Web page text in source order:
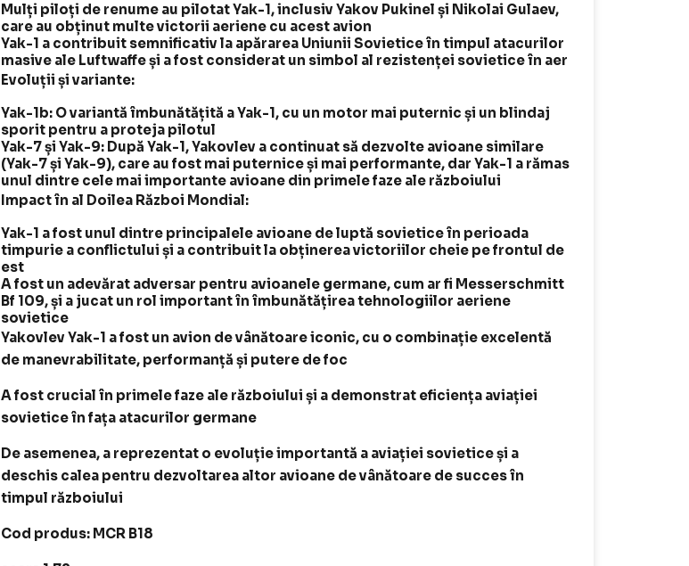
Mulți piloți de renume au pilotat Yak-1, inclusiv Yakov Pukinel și Nikolai Gulaev,
care au obținut multe victorii aeriene cu acest avion
Yak-1 a contribuit semnificativ la apărarea Uniunii Sovietice în timpul atacurilor
masive ale Luftwaffe și a fost considerat un simbol al rezistenței sovietice în aer
Evoluții și variante:
Yak-1b: O variantă îmbunătățită a Yak-1, cu un motor mai puternic și un blindaj
sporit pentru a proteja pilotul
Yak-7 și Yak-9: După Yak-1, Yakovlev a continuat să dezvolte avioane similare
(Yak-7 și Yak-9), care au fost mai puternice și mai performante, dar Yak-1 a rămas
unul dintre cele mai importante avioane din primele faze ale războiului
Impact în al Doilea Război Mondial:
Yak-1 a fost unul dintre principalele avioane de luptă sovietice în perioada
timpurie a conflictului și a contribuit la obținerea victoriilor cheie pe frontul de
est
A fost un adevărat adversar pentru avioanele germane, cum ar fi Messerschmitt
Bf 109, și a jucat un rol important în îmbunătățirea tehnologiilor aeriene
sovietice
Yakovlev Yak-1 a fost un avion de vânătoare iconic, cu o combinație excelentă
de manevrabilitate, performanță și putere de foc
A fost crucial în primele faze ale războiului și a demonstrat eficiența aviației
sovietice în fața atacurilor germane
De asemenea, a reprezentat o evoluție importantă a aviației sovietice și a
deschis calea pentru dezvoltarea altor avioane de vânătoare de succes în
timpul războiului
Cod produs: MCR B18